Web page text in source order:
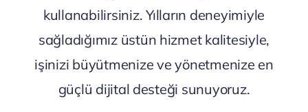
kullanabilirsiniz. Yılların deneyimiyle
sağladığımız üstün hizmet kalitesiyle,
işinizi büyütmenize ve yönetmenize en
güçlü dijital desteği sunuyoruz.